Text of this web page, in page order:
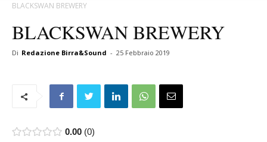
BLACKSWAN BREWERY
BLACKSWAN BREWERY
Di Redazione Birra&Sound - 25 Febbraio 2019
0.00 0